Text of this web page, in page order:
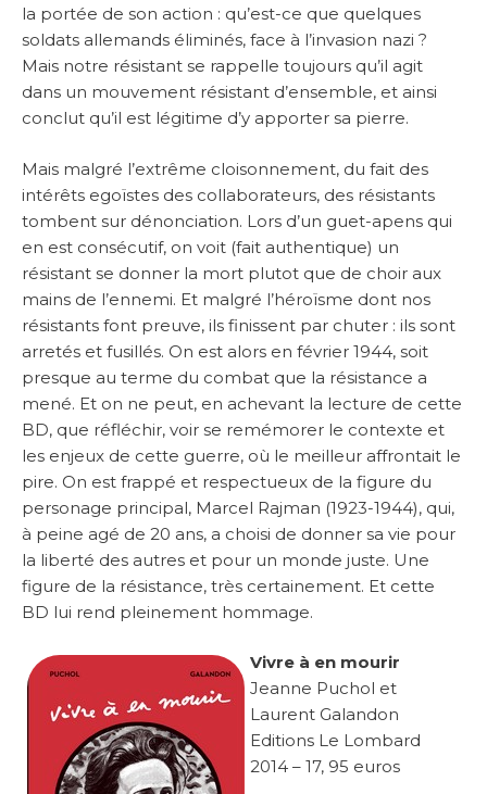
la portée de son action : qu’est-ce que quelques
soldats allemands éliminés, face à l’invasion nazi ?
Mais notre résistant se rappelle toujours qu’il agit
dans un mouvement résistant d’ensemble, et ainsi
conclut qu’il est légitime d’y apporter sa pierre.
Mais malgré l’extrême cloisonnement, du fait des
intérêts egoïstes des collaborateurs, des résistants
tombent sur dénonciation. Lors d’un guet-apens qui
en est consécutif, on voit (fait authentique) un
résistant se donner la mort plutot que de choir aux
mains de l’ennemi. Et malgré l’héroïsme dont nos
résistants font preuve, ils finissent par chuter : ils sont
arretés et fusillés. On est alors en février 1944, soit
presque au terme du combat que la résistance a
mené. Et on ne peut, en achevant la lecture de cette
BD, que réfléchir, voir se remémorer le contexte et
les enjeux de cette guerre, où le meilleur affrontait le
pire. On est frappé et respectueux de la figure du
personage principal, Marcel Rajman (1923-1944), qui,
à peine agé de 20 ans, a choisi de donner sa vie pour
la liberté des autres et pour un monde juste. Une
figure de la résistance, très certainement. Et cette
BD lui rend pleinement hommage.
Vivre à en mourir
Jeanne Puchol et
Laurent Galandon
Editions Le Lombard
2014 – 17, 95 euros